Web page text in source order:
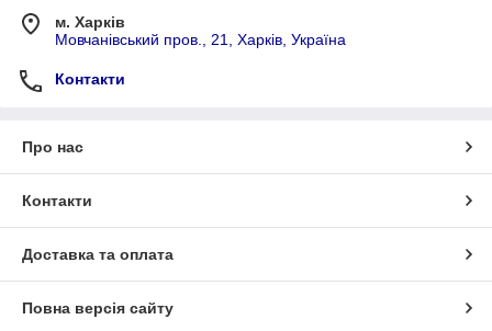
м. Харків
Мовчанівський пров., 21, Харків, Україна
Контакти
Про нас
Контакти
Доставка та оплата
Повна версія сайту